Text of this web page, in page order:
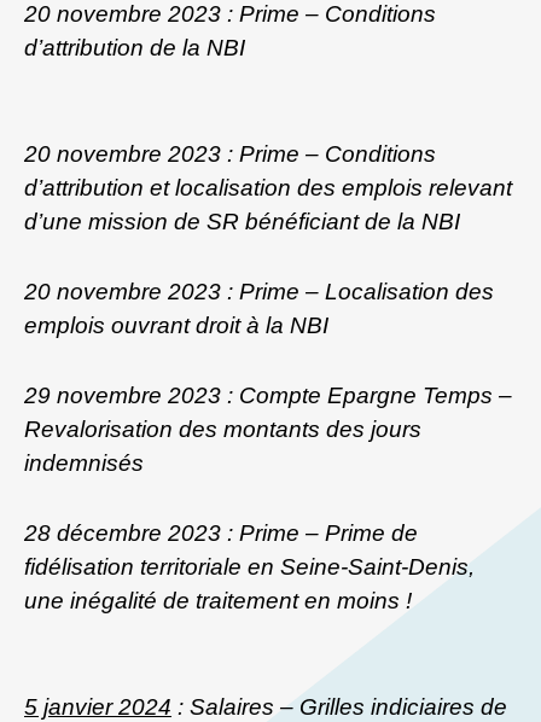
20 novembre 2023 : Prime – Conditions
d’attribution de la NBI
20 novembre 2023 : Prime – Conditions
d’attribution et localisation des emplois relevant
d’une mission de SR bénéficiant de la NBI
20 novembre 2023 : Prime – Localisation des
emplois ouvrant droit à la NBI
29 novembre 2023 : Compte Epargne Temps –
Revalorisation des montants des jours
indemnisés
28 décembre 2023 : Prime – Prime de
fidélisation territoriale en Seine-Saint-Denis,
une inégalité de traitement en moins !
5 janvier 2024 : Salaires – Grilles indiciaires de